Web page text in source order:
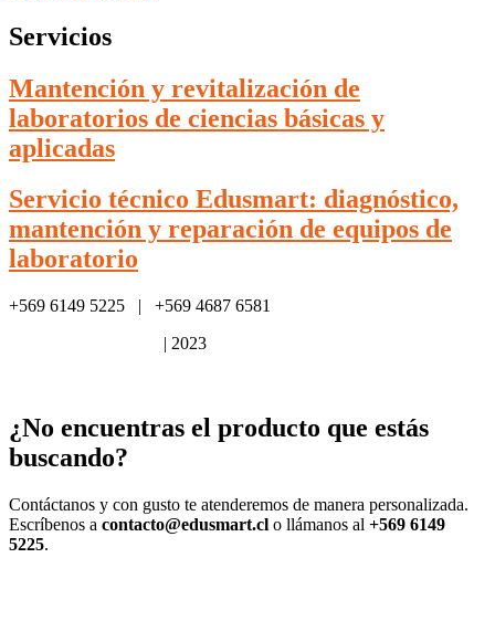
Servicios
Mantención y revitalización de
laboratorios de ciencias básicas y
aplicadas
Servicio técnico Edusmart: diagnóstico,
mantención y reparación de equipos de
laboratorio
+569 6149 5225 | +569 4687 6581
| 2023
¿No encuentras el producto que estás
buscando?
Contáctanos y con gusto te atenderemos de manera personalizada.
Escríbenos a contacto@edusmart.cl o llámanos al +569 6149
5225.